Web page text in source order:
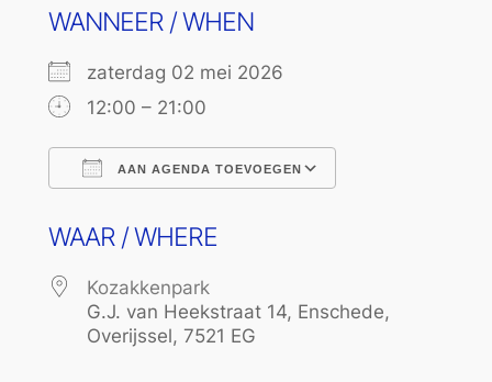
WANNEER / WHEN
zaterdag 02 mei 2026
12:00 – 21:00
AAN AGENDA TOEVOEGEN
WAAR / WHERE
Kozakkenpark
G.J. van Heekstraat 14, Enschede,
Overijssel, 7521 EG